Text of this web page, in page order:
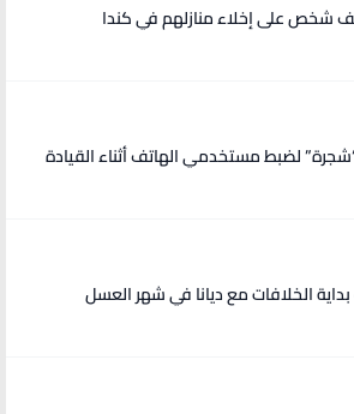
لضبط مستخدمي الهاتف أثناء القيادة
الخلافات مع ديانا في شهر العسل